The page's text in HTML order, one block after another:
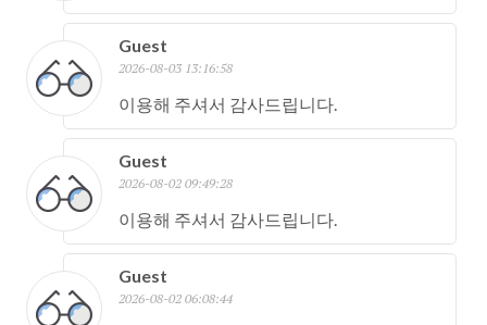
Guest
2026-08-03 13:16:58
이용해 주셔서 감사드립니다.
Guest
2026-08-02 09:49:28
이용해 주셔서 감사드립니다.
Guest
2026-08-02 06:08:44